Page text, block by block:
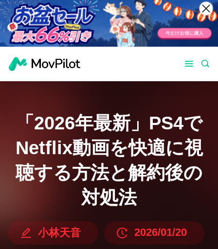
「2026年最新」PS4で
Netflix動画を快適に視
聴する方法と解約後の
対処法
小林天音 2026/01/20